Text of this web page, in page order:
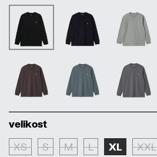
velikost
XS S M L XL XXL